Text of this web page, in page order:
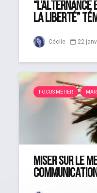
“L’alternance
la liberté”
Cécile 22
FOCUS MÉTIER
Miser sur le